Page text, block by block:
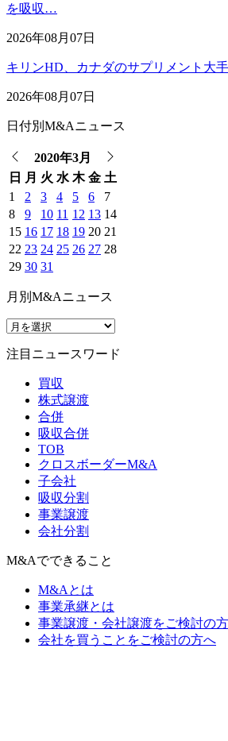
を吸収…
2026年08月07日
キリンHD、カナダのサプリメント大
2026年08月07日
日付別M&Aニュース
2020年3月
日
月 火 水 木 金 土
1
2 3 4 5 6
7
8
9 10 11 12 13 14
15 16 17 18 19 20 21
22 23 24 25 26 27 28
29 30 31
月別M&Aニュース
注目ニュースワード
買収
株式譲渡
合併
吸収合併
TOB
クロスボーダーM&A
子会社
吸収分割
事業譲渡
会社分割
M&Aでできること
M&Aとは
事業承継とは
事業譲渡・会社譲渡をご検討の
会社を買うことをご検討の方へ